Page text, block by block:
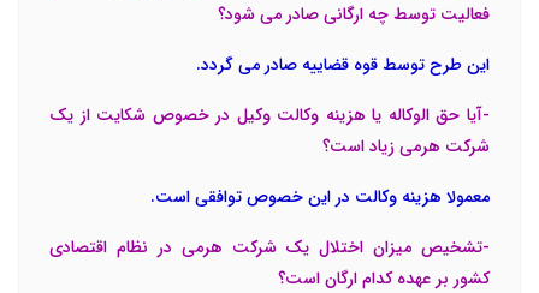
فعالیت توسط چه ارگانی صادر می شود؟
این طرح توسط قوه قضاییه صادر می گردد.
-آیا حق الوکاله یا هزینه وکالت وکیل در خصوص شکایت از یک
شرکت هرمی زیاد است؟
معمولا هزینه وکالت در این خصوص توافقی است.
-تشخیص میزان اختلال یک شرکت هرمی در نظام اقتصادی
کشور بر عهده کدام ارگان است؟